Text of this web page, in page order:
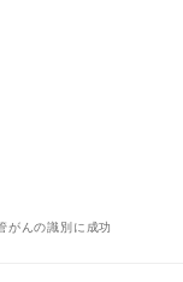
がんの識別に成功